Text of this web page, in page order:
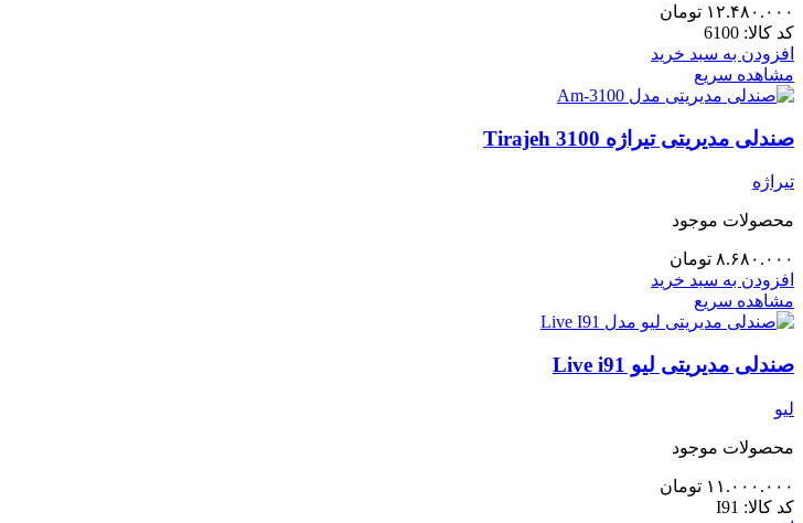
۱۲.۴۸۰.۰۰۰ تومان
کد کالا: 6100
افزودن به سبد خرید
مشاهده سریع
صندلی مدیریتی تیراژه Tirajeh 3100
تیراژه
محصولات موجود
۸.۶۸۰.۰۰۰ تومان
افزودن به سبد خرید
مشاهده سریع
صندلی مدیریتی لیو Live i91
لیو
محصولات موجود
۱۱.۰۰۰.۰۰۰ تومان
کد کالا: I91